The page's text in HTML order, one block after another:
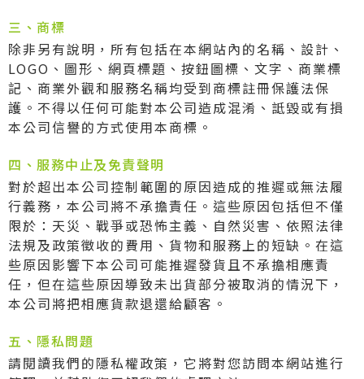
三、商標
除非另有說明，所有包括在本網站內的名稱、設計、
LOGO、圖形、網頁標題、按鈕圖標、文字、商業標
記、商業外觀和服務名稱均受到商標註冊保護法保
護。不得以任何可能對本公司造成混淆、詆毀或有損
本公司信譽的方式使用本商標。
四、服務中止及免責聲明
對於超出本公司控制範圍的原因造成的推遲或無法履
行義務，本公司將不承擔責任。這些原因包括但不僅
限於：天災、戰爭或恐怖主義、自然災害、依照法律
法規及政策徵收的費用、貨物和服務上的短缺。在這
些原因影響下本公司可能推遲發貨且不承擔相應責
任，但在這些原因導致未出貨部分被取消的情況下，
本公司將把相應貨款退還給顧客。
五、隱私問題
請閱讀我們的隱私權政策，它將對您訪問本網站進行